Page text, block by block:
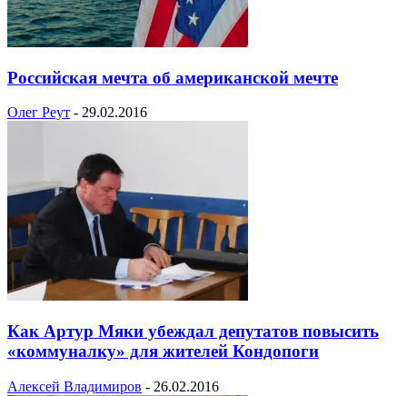
Российская мечта об американской мечте
Олег Реут - 29.02.2016
Как Артур Мяки убеждал депутатов повысить
«коммуналку» для жителей Кондопоги
Алексей Владимиров - 26.02.2016